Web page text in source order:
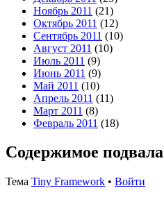
Ноябрь 2011 (21)
Октябрь 2011 (12)
Сентябрь 2011 (10)
Август 2011 (10)
Июль 2011 (9)
Июнь 2011 (9)
Май 2011 (10)
Апрель 2011 (11)
Март 2011 (8)
Февраль 2011 (18)
Содержимое подвала
Тема Tiny Framework • Войти